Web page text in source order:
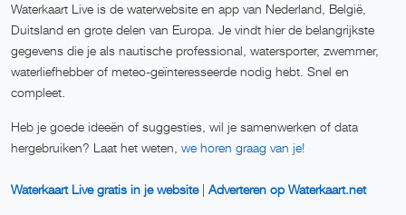
Waterkaart Live is de waterwebsite en app van Nederland, België,
Duitsland en grote delen van Europa. Je vindt hier de belangrijkste
gegevens die je als nautische professional, watersporter, zwemmer,
waterliefhebber of meteo-geïnteresseerde nodig hebt. Snel en
compleet.
Heb je goede ideeën of suggesties, wil je samenwerken of data
hergebruiken? Laat het weten, we horen graag van je!
Waterkaart Live gratis in je website| Adverteren op Waterkaart.net